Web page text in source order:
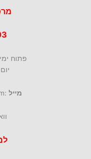
פתוח ימים
יום
מייל :balloncoil@gmail.com